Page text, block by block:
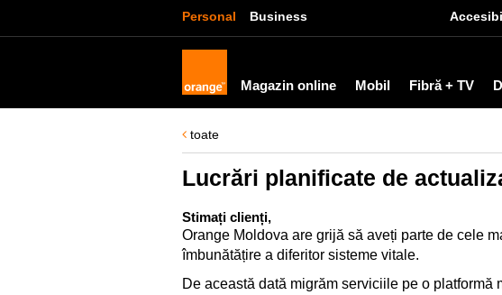
Personal Business
Magazin online Mobil Fibră + TV
toate
Lucrări planificate de
Stimați clienți,
Orange Moldova are grijă să aveți parte de cele
îmbunătățire a diferitor sisteme vitale.
De această dată migrăm serviciile pe o